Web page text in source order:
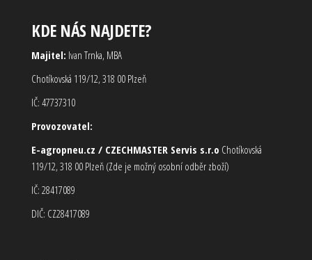
KDE NÁS NAJDETE?
Majitel: Ivan Trnka, MBA
Chotíkovská 119/12, 318 00 Plzeň
IČ: 47737310
Provozovatel:
E-agropneu.cz / CZECHMASTER Servis s.r.o Chotíkovská
119/12, 318 00 Plzeň (Zde je možný osobní odběr zboží)
IČ: 28417089
DIČ: CZ28417089